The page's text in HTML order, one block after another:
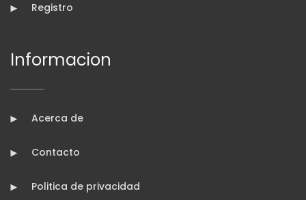
Registro
Informacion
Acerca de
Contacto
Politica de privacidad